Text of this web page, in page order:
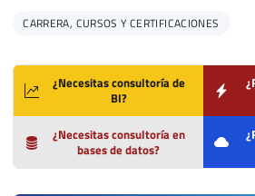
CARRERA, CURSOS Y CERTIFICACIONES
¿Necesitas consultoría de
BI?
¿Necesitas consultoría en
bases de datos?